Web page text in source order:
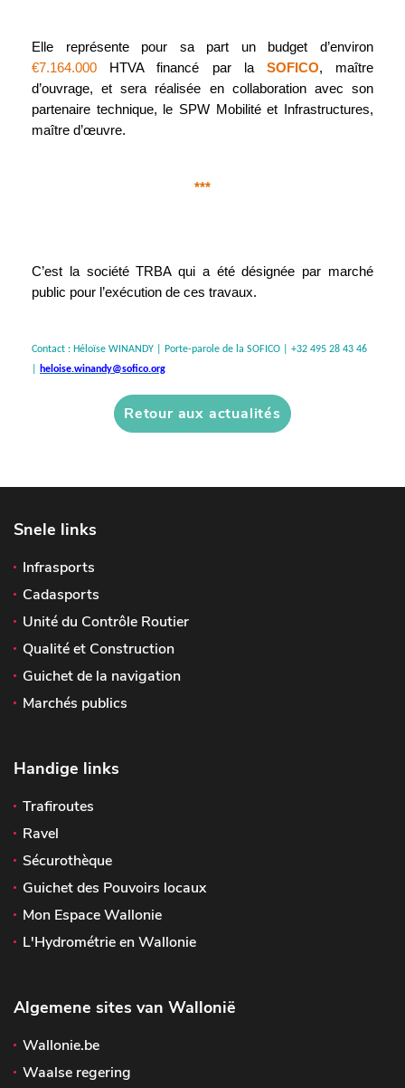
Elle représente pour sa part un budget d’environ
€7.164.000
HTVA financé par la SOFICO, maître
d’ouvrage, et sera réalisée en collaboration avec son
partenaire technique, le SPW Mobilité et Infrastructures,
maître d’œuvre.
***
C’est la société TRBA qui a été désignée par marché
public pour l’exécution de ces travaux.
Contact : Héloïse WINANDY | Porte-parole de la SOFICO | +32 495 28 43 46
heloise.winandy@sofico.org
Retour aux actualités
Snele links
Infrasports
Cadasports
Unité du Contrôle Routier
Qualité et Construction
Guichet de la navigation
Marchés publics
Handige links
Trafiroutes
Ravel
Sécurothèque
Guichet des Pouvoirs locaux
Mon Espace Wallonie
L'Hydrométrie en Wallonie
Algemene sites van Wallonië
Wallonie.be
Waalse regering